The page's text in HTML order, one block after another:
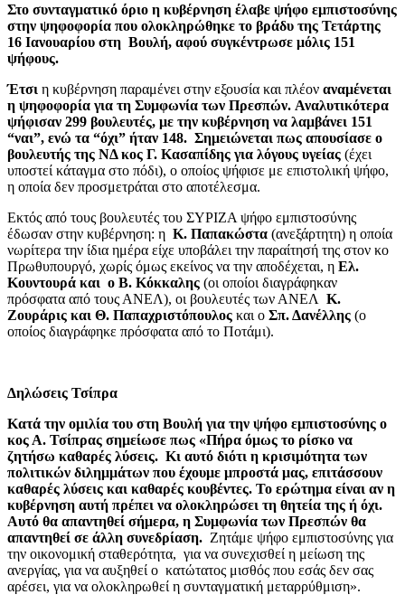
Στο συνταγματικό όριο η κυβέρνηση έλαβε ψήφο εμπιστοσύνης
στην ψηφοφορία που ολοκληρώθηκε το βράδυ της Τετάρτης
16 Ιανουαρίου στη Βουλή, αφού συγκέντρωσε μόλις 151
ψήφους.
Έτσι η κυβέρνηση παραμένει στην εξουσία και πλέον αναμένεται
η ψηφοφορία για τη Συμφωνία των Πρεσπών. Αναλυτικότερα
ψήφισαν 299 βουλευτές, με την κυβέρνηση να λαμβάνει 151
“ναι”, ενώ τα “όχι” ήταν 148. Σημειώνεται πως απουσίασε ο
βουλευτής της ΝΔ κος Γ. Κασαπίδης για λόγους υγείας (έχει
υποστεί κάταγμα στο πόδι), ο οποίος ψήφισε με επιστολική ψήφο,
η οποία δεν προσμετράται στο αποτέλεσμα.
Εκτός από τους βουλευτές του ΣΥΡΙΖΑ ψήφο εμπιστοσύνης
έδωσαν στην κυβέρνηση: η Κ. Παπακώστα (ανεξάρτητη) η οποία
νωρίτερα την ίδια ημέρα είχε υποβάλει την παραίτησή της στον κο
Πρωθυπουργό, χωρίς όμως εκείνος να την αποδέχεται, η Ελ.
Κουντουρά και ο Β. Κόκκαλης (οι οποίοι διαγράφηκαν
πρόσφατα από τους ΑΝΕΛ), οι βουλευτές των ΑΝΕΛ Κ.
Ζουράρις και Θ. Παπαχριστόπουλος και ο Σπ. Δανέλλης (ο
οποίος διαγράφηκε πρόσφατα από το Ποτάμι).
Δηλώσεις Τσίπρα
Κατά την ομιλία του στη Βουλή για την ψήφο εμπιστοσύνης ο
κος Α. Τσίπρας σημείωσε πως «Πήρα όμως το ρίσκο να
ζητήσω καθαρές λύσεις. Κι αυτό διότι η κρισιμότητα των
πολιτικών διλημμάτων που έχουμε μπροστά μας, επιτάσσουν
καθαρές λύσεις και καθαρές κουβέντες. To ερώτημα είναι αν η
κυβέρνηση αυτή πρέπει να ολοκληρώσει τη θητεία της ή όχι.
Αυτό θα απαντηθεί σήμερα, η Συμφωνία των Πρεσπών θα
απαντηθεί σε άλλη συνεδρίαση. Ζητάμε ψήφο εμπιστοσύνης για
την οικονομική σταθερότητα, για να συνεχισθεί η μείωση της
ανεργίας, για να αυξηθεί ο κατώτατος μισθός που εσάς δεν σας
αρέσει, για να ολοκληρωθεί η συνταγματική μεταρρύθμιση».